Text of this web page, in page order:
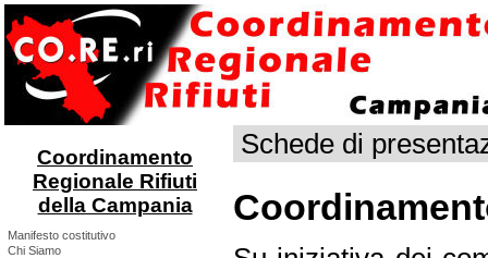
Coordinamento
Regionale Rifiuti
della Campania
Manifesto costitutivo
Chi Siamo
Schede di